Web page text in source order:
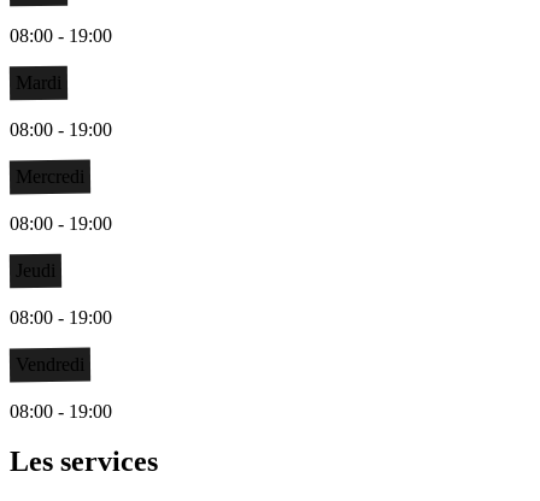
08:00 - 19:00
Mardi
08:00 - 19:00
Mercredi
08:00 - 19:00
Jeudi
08:00 - 19:00
Vendredi
08:00 - 19:00
Les services